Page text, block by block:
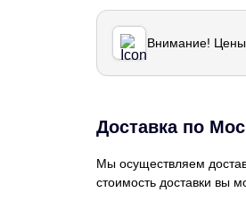
Внимание! Цены
Доставка по
Мы осуществляем
стоимость доставки вы